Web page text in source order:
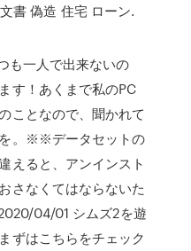
書 偽造 住宅 ローン.
も一人で出来ないの
す！あくまで私のPC
ことなので、聞かれて
。※※データセットの
えると、アンインスト
さなくてはならないた
04/01 シムズ2を遊
ずはこちらをチェック